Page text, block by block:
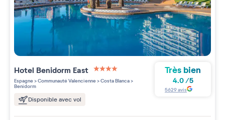
Hotel Benidorm East
4 étoiles sur 5
Espagne>Communauté Valencienne>Costa Blanca>
Benidorm
Disponible avec vol
Très bien
4.0/5
5629avis